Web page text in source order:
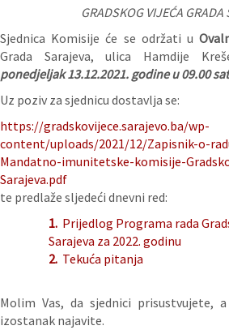
GRADSKOG VIJEĆA GRADA
Sjednica Komisije će se održati u
Grada Sarajeva, ulica Hamdije
ponedjeljak 13.12.2021. godine u 09.00
Uz poziv za sjednicu dostavlja se:
https://gradskovijece.sarajevo.ba/wp-
content/uploads/2021/12/Zapisnik-o-
Mandatno-imunitetske-komisije-
Sarajeva.pdf
te predlaže sljedeći dnevni red:
1. Prijedlog Programa rada
Sarajeva za 2022. godinu
2. Tekuća pitanja
Molim Vas, da sjednici prisustvujete,
izostanak najavite.